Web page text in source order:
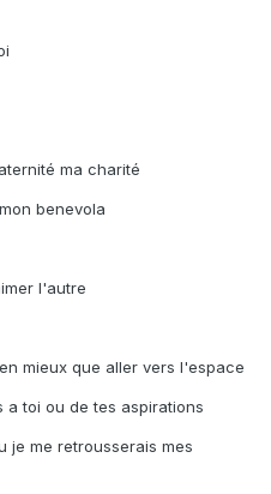
ma charité
benevola
l'autre
mieux que aller vers l'espace
toi ou de tes aspirations
je me retrousserais mes